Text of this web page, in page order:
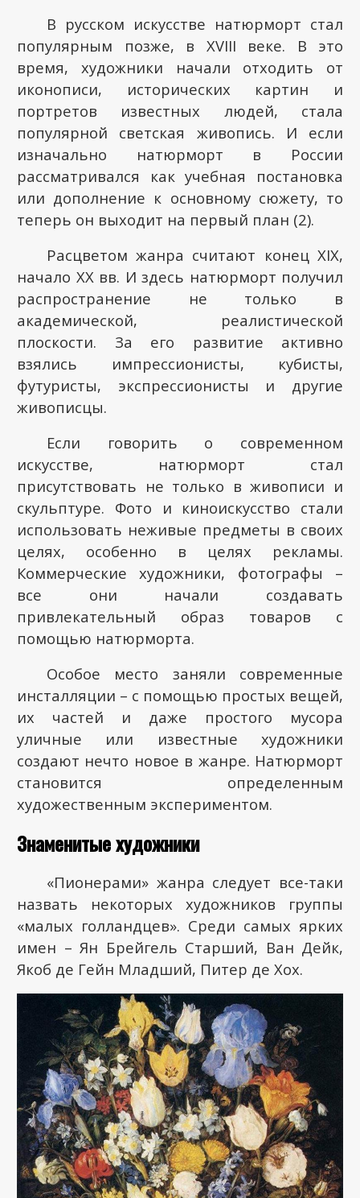
В русском искусстве натюрморт стал
популярным позже, в XVIII веке. В это
время, художники начали отходить от
иконописи, исторических картин и
портретов известных людей, стала
популярной светская живопись. И если
изначально натюрморт в России
рассматривался как учебная постановка
или дополнение к основному сюжету, то
теперь он выходит на первый план (2).
Расцветом жанра считают конец XIX,
начало XXвв. И здесь натюрморт получил
распространение не только в
академической, реалистической
плоскости. За его развитие активно
взялись импрессионисты, кубисты,
футуристы, экспрессионисты и другие
живописцы.
Если говорить о современном
искусстве, натюрморт стал
присутствовать не только в живописи и
скульптуре. Фото и киноискусство стали
использовать неживые предметы в своих
целях, особенно в целях рекламы.
Коммерческие художники, фотографы –
все они начали создавать
привлекательный образ товаров с
помощью натюрморта.
Особое место заняли современные
инсталляции – с помощью простых вещей,
их частей и даже простого мусора
уличные или известные художники
создают нечто новое в жанре. Натюрморт
становится определенным
художественным экспериментом.
Знаменитые художники
«Пионерами» жанра следует все-таки
назвать некоторых художников группы
«малых голландцев». Среди самых ярких
имен – Ян Брейгель Старший, Ван Дейк,
Якоб де Гейн Младший, Питер де Хох.